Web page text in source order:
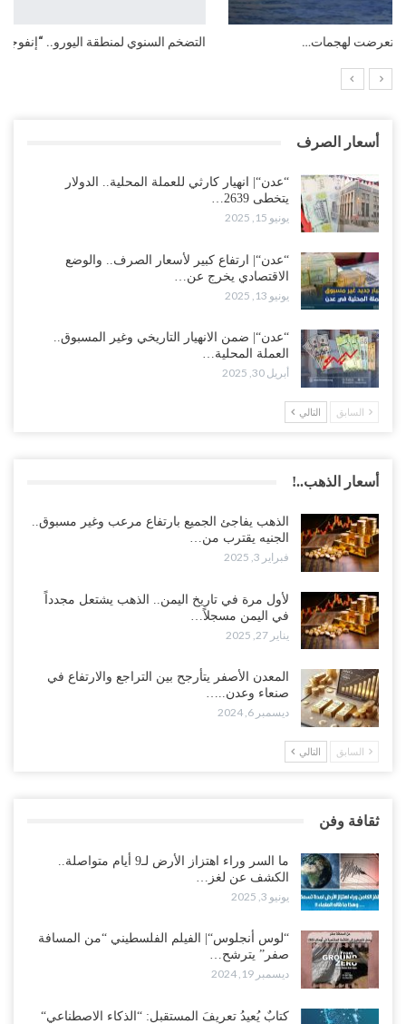
التضخم السنوي لمنطقة اليورو.. “إنفوجرافيك“..!
أسعار الصرف
“عدن“| انهيار كارثي للعملة المحلية.. الدولار
يتخطى 2639…
يونيو 15, 2025
“عدن“| ارتفاع كبير لأسعار الصرف.. والوضع
الاقتصادي يخرج عن…
يونيو 13, 2025
“عدن“| ضمن الانهيار التاريخي وغير المسبوق..
العملة المحلية…
أبريل 30, 2025
السابق التالي
أسعار الذهب..!
الذهب يفاجئ الجميع بارتفاع مرعب وغير مسبوق..
الجنيه يقترب من…
فبراير 3, 2025
لأول مرة في تاريخ اليمن.. الذهب يشتعل مجدداً
في اليمن مسجلاً…
يناير 27, 2025
المعدن الأصفر يتأرجح بين التراجع والارتفاع في
صنعاء وعدن..…
ديسمبر 6, 2024
السابق التالي
ثقافة وفن
ما السر وراء اهتزاز الأرض لـ9 أيام متواصلة..
الكشف عن لغز…
يونيو 3, 2025
“لوس أنجلوس“| الفيلم الفلسطيني “من المسافة
صفر” يترشح…
ديسمبر 19, 2024
كتابٌ يُعيدُ تعريفَ المستقبل: “الذكاء الاصطناعي“